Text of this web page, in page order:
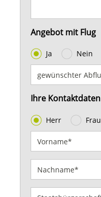
Angebot mit Flug
Ja Nein
Ihre Kontaktdaten
Herr Frau